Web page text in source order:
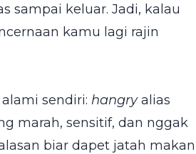
sampai keluar. Jadi, kalau
kamu lagi rajin
sendiri: hangryalias
marah, sensitif, dan nggak
biar dapet jatah makan